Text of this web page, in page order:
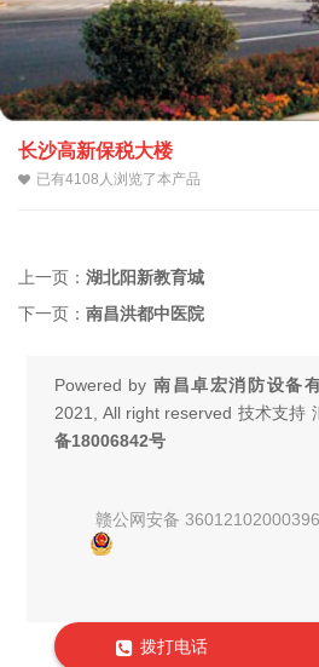
长沙高新保税大楼
已有4108人浏览了本产品
上一页： 湖北阳新教育城
下一页： 南昌洪都中医院
Powered by 南昌卓宏消防设备
2021, All right reserved 技术支持
备18006842号
赣公网安备
拨打电话